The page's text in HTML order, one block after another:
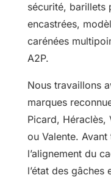
sécurité, barillets
encastrées,
carénées
A2P.
Nous travaillons
marques
Picard, Héraclès,
ou Valente.
l’alignement du
l’état des